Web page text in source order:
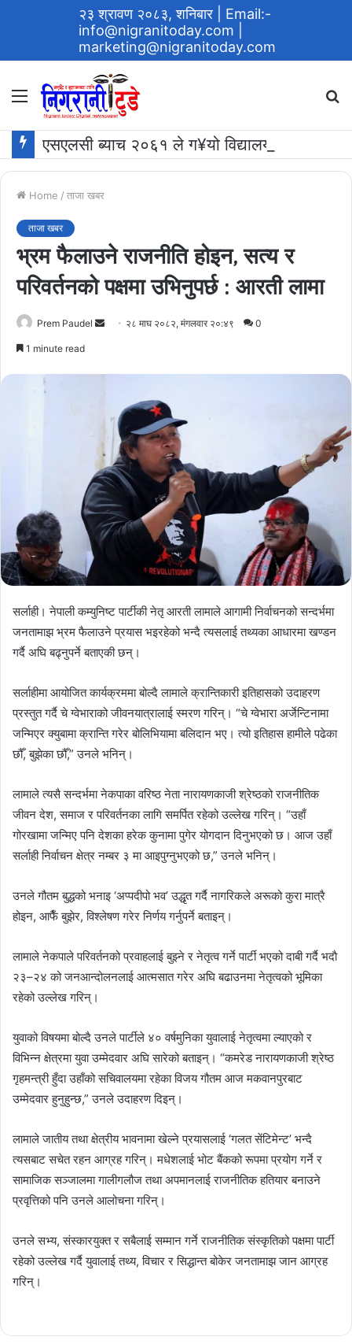
२३ श्रावण २०८३, शनिबार
| Email:-
info@nigranitoday.com
marketing@nigranitoday.com
Menu
Home / ताजा खबर
ताजा खबर
भ्रम फैलाउने राजनीति होइन, सत्य र
परिवर्तनको पक्षमा उभिनुपर्छ : आरती लामा
Prem Paudel
Send २८ माघ २०८२, मंगलवार २०:४९ 0
1 minute read
सर्लाही। नेपाली कम्युनिष्ट पार्टीकी नेतृ आरती लामाले आगामी निर्वाचनको सन्दर्भमा
जनतामाझ भ्रम फैलाउने प्रयास भइरहेको भन्दै त्यसलाई तथ्यका आधारमा खण्डन
गर्दै अघि बढ्नुपर्ने बताएकी छन्।
सर्लाहीमा आयोजित कार्यक्रममा बोल्दै लामाले क्रान्तिकारी इतिहासको उदाहरण
प्रस्तुत गर्दै चे ग्वेभाराको जीवनयात्रालाई स्मरण गरिन्। “चे ग्वेभारा अर्जेन्टिनामा
जन्मिएर क्युबामा क्रान्ति गरेर बोलिभियामा बलिदान भए। त्यो इतिहास हामीले पढेका
छौँ, बुझेका छौँ,” उनले भनिन्।
लामाले त्यसै सन्दर्भमा नेकपाका वरिष्ठ नेता नारायणकाजी श्रेष्ठको राजनीतिक
जीवन देश, समाज र परिवर्तनका लागि समर्पित रहेको उल्लेख गरिन्। “उहाँ
गोरखामा जन्मिए पनि देशका हरेक कुनामा पुगेर योगदान दिनुभएको छ। आज उहाँ
सर्लाही निर्वाचन क्षेत्र नम्बर ३ मा आइपुग्नुभएको छ,” उनले भनिन्।
उनले गौतम बुद्धको भनाइ ‘अप्पदीपो भव’ उद्धृत गर्दै नागरिकले अरूको कुरा मात्रै
होइन, आफैँ बुझेर, विश्लेषण गरेर निर्णय गर्नुपर्ने बताइन्।
लामाले नेकपाले परिवर्तनको प्रवाहलाई बुझ्ने र नेतृत्व गर्ने पार्टी भएको दाबी गर्दै भदाै
२३–२४ को जनआन्दोलनलाई आत्मसात गरेर अघि बढाउनमा नेतृत्वको भूमिका
रहेको उल्लेख गरिन्।
युवाको विषयमा बोल्दै उनले पार्टीले ४० वर्षमुनिका युवालाई नेतृत्वमा ल्याएको र
विभिन्न क्षेत्रमा युवा उम्मेदवार अघि सारेको बताइन्। “कमरेड नारायणकाजी श्रेष्ठ
गृहमन्त्री हुँदा उहाँको सचिवालयमा रहेका विजय गौतम आज मकवानपुरबाट
उम्मेदवार हुनुहुन्छ,” उनले उदाहरण दिइन्।
लामाले जातीय तथा क्षेत्रीय भावनामा खेल्ने प्रयासलाई ‘गलत सेंटिमेन्ट’ भन्दै
त्यसबाट सचेत रहन आग्रह गरिन्। मधेशलाई भोट बैंकको रूपमा प्रयोग गर्ने र
सामाजिक सञ्जालमा गालीगलौज तथा अपमानलाई राजनीतिक हतियार बनाउने
प्रवृत्तिको पनि उनले आलोचना गरिन्।
उनले सभ्य, संस्कारयुक्त र सबैलाई सम्मान गर्ने राजनीतिक संस्कृतिको पक्षमा पार्टी
रहेको उल्लेख गर्दै युवालाई तथ्य, विचार र सिद्धान्त बोकेर जनतामाझ जान आग्रह
गरिन्।